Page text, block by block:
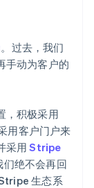
。过去，我们
手动为客户的
，积极采用
用客户门户来
采用Stripe
绝不会再回
生态系